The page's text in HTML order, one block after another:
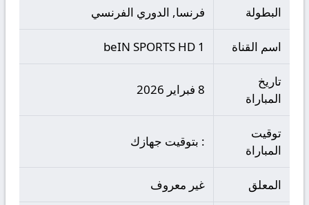
البطولة فرنسا, الدوري الفرنسي
اسم القناة beIN SPORTS HD 1
تاريخ
المباراة
8 فبراير 2026
توقيت
المباراة
: بتوقيت جهازك
المعلق غير معروف